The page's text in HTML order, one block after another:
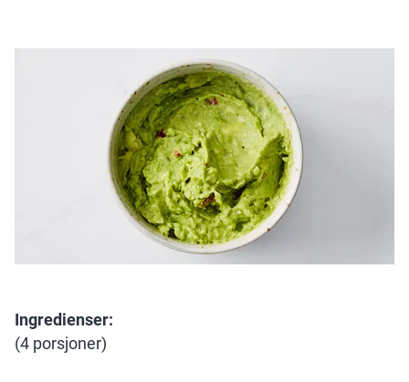
Ingredienser:
(4 porsjoner)